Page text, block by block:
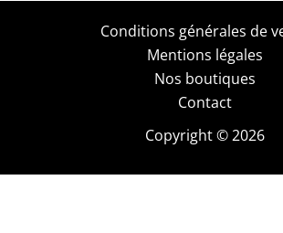
Conditions générales de
Mentions légales
Nos boutiques
Contact
Copyright © 2026